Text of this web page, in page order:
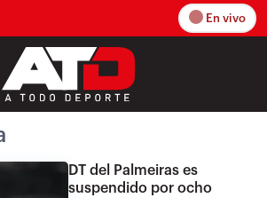
En vivo
DT del Palmeiras es
suspendido por ocho